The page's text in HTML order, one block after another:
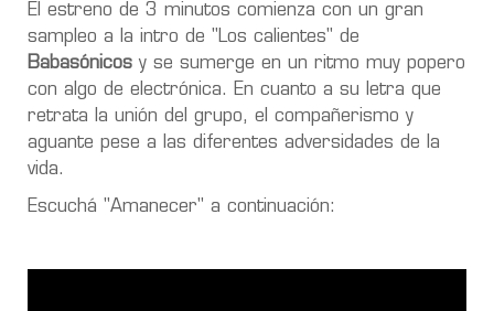
El estreno de 3 minutos comienza con un gran
sampleo a la intro de "Los calientes" de
Babasónicos y se sumerge en un ritmo muy popero
con algo de electrónica. En cuanto a su letra que
retrata la unión del grupo, el compañerismo y
aguante pese a las diferentes adversidades de la
vida.
Escuchá "Amanecer" a continuación: